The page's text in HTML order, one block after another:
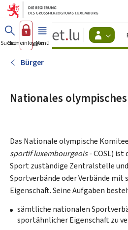
ZumZum Inhalt
Guichet.lu
Suchen
Sich einloggen
Menü Haupt-
Bürger
Nationales
Das Nationale olympische
sportif luxembourgeois- COSL) ist
Sport zuständige Zentralstelle
Sportverbände oder Verbände
Eigenschaft. Seine Aufgaben
sämtliche nationalen
sportähnlicher Eigenschaft zu